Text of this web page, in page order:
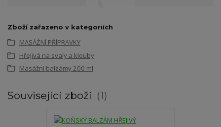
Zboží zařazeno v kategoriích
MASÁŽNÍ PŘÍPRAVKY
Hřejivá na svaly a klouby
Masážní balzámy 200 ml
Související zboží 1